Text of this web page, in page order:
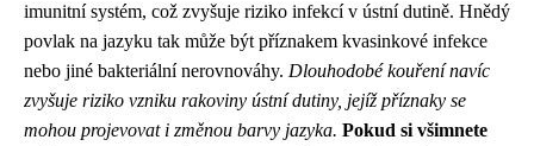
imunitní systém, což zvyšuje riziko infekcí v ústní dutině. Hnědý
povlak na jazyku tak může být příznakem kvasinkové infekce
nebo jiné bakteriální nerovnováhy. Dlouhodobé kouření navíc
zvyšuje riziko vzniku rakoviny ústní dutiny, jejíž příznaky se
mohou projevovat i změnou barvy jazyka. Pokud si všimnete